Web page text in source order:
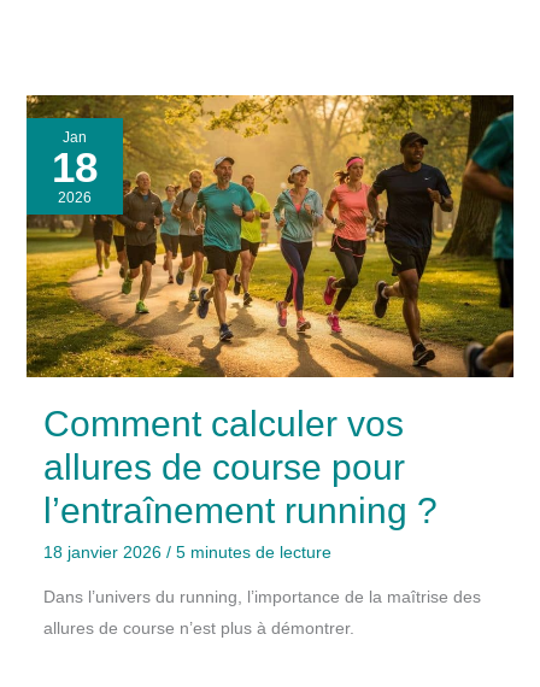
Jan
18
2026
Comment calculer vos
allures de course pour
l’entraînement running ?
18 janvier 2026 / 5 minutes de lecture
Dans l’univers du running, l’importance de la maîtrise des
allures de course n’est plus à démontrer.